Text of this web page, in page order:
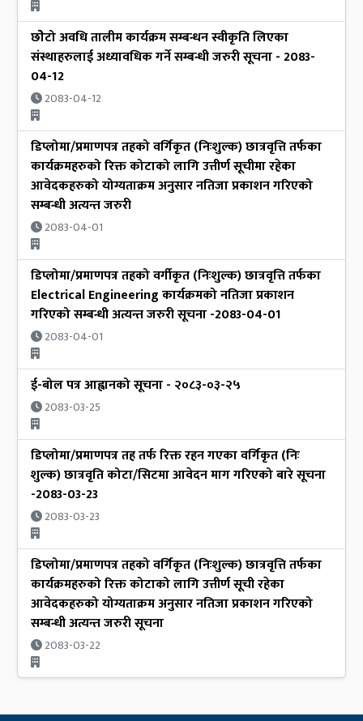
छोेटो अवधि तालीम कार्यक्रम सम्बन्धन स्वीकृति लिएका
संस्थाहरुलाई अध्यावधिक गर्ने सम्बन्धी जरुरी सूचना - 2083-
04-12
2083-04-12
डिप्लोमा/प्रमाणपत्र तहको वर्गिकृत (निःशुल्क) छात्रवृत्ति तर्फका
कार्यक्रमहरुको रिक्त कोटाको लागि उत्तीर्ण सूचीमा रहेका
आवेदकहरुको योग्यताक्रम अनुसार नतिजा प्रकाशन गरिएको
सम्बन्धी अत्यन्त जरुरी
2083-04-01
डिप्लोमा/प्रमाणपत्र तहको वर्गीकृत (निःशुल्क) छात्रवृत्ति तर्फका
Electrical Engineering कार्यक्रमको नतिजा प्रकाशन
गरिएको सम्बन्धी अत्यन्त जरुरी सूचना -2083-04-01
2083-04-01
ई-बोल पत्र आह्वानको सूचना - २०८३-०३-२५
2083-03-25
डिप्लोमा/प्रमाणपत्र तह तर्फ रिक्त रहन गएका वर्गिकृत (निः
शुल्क) छात्रवृति कोटा/सिटमा आवेदन माग गरिएको बारे सूचना
-2083-03-23
2083-03-23
डिप्लोमा/प्रमाणपत्र तहको वर्गिकृत (निःशुल्क) छात्रवृत्ति तर्फका
कार्यक्रमहरुको रिक्त कोटाको लागि उत्तीर्ण सूची रहेका
आवेदकहरुको योग्यताक्रम अनुसार नतिजा प्रकाशन गरिएको
सम्बन्धी अत्यन्त जरुरी सूचना
2083-03-22